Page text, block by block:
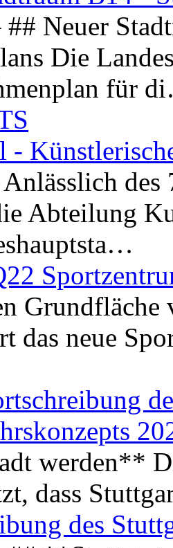
## Neuer
Die
für
-
Abteilung
Grundfläche
das neue
werden**
dass
des